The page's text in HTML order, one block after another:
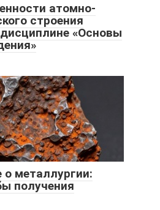
атомно-
строения
«Основы
о металлургии:
получения